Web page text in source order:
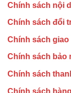
Chính sách nội
Chính sách đổi
Chính sách giao
Chính sách bảo
Chính sách
Chính sách